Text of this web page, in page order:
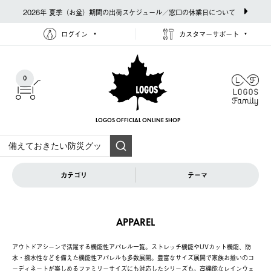
2026年 夏季（お盆）期間の出荷スケジュール／窓口の休業日について
ログイン カスタマーサポート
0
LOGOS OFFICIAL ONLINE SHOP
カテゴリ テーマ
APPAREL
アウトドアシーンで活躍する機能性アパレル一覧。ストレッチ機能やUVカット機能、防
水・撥水性などを備えた機能性アパレルも多数展開。豊富なサイズ展開で家族お揃いのコ
ーディネートが楽しめるファミリーサイズにも対応したシリーズも。高機能なレインウェ